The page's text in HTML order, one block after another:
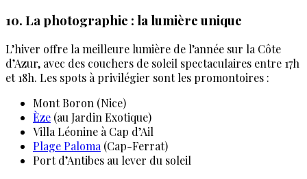
10. La photographie : la lumière unique
L’hiver offre la meilleure lumière de l’année sur la Côte
d’Azur, avec des couchers de soleil spectaculaires entre 17h
et 18h. Les spots à privilégier sont les promontoires :
Mont Boron (Nice)
Èze (au Jardin Exotique)
Villa Léonine à Cap d’Ail
Plage Paloma (Cap-Ferrat)
Port d’Antibes au lever du soleil